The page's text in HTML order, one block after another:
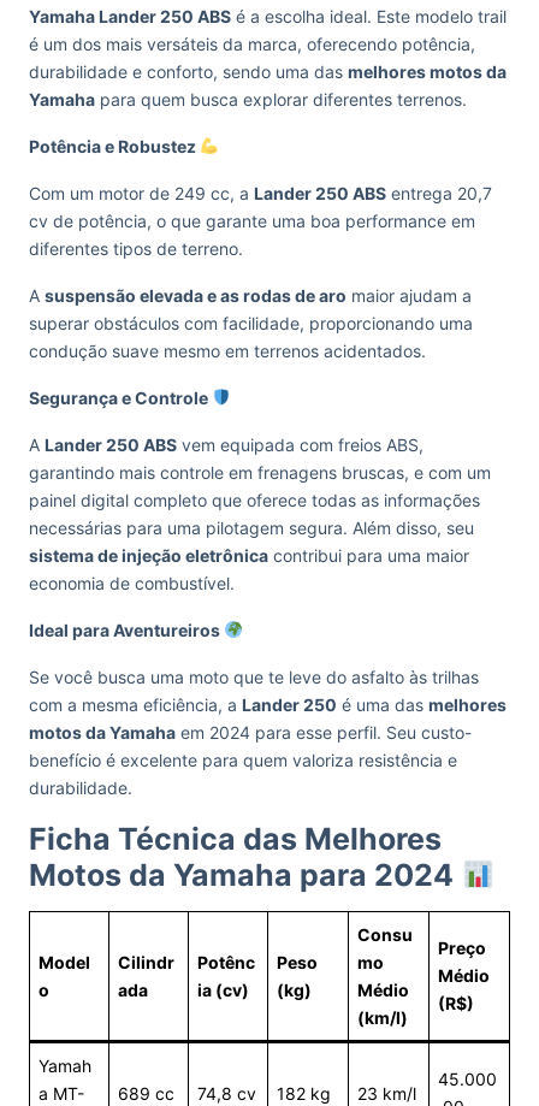
Yamaha Lander 250 ABS é a escolha ideal. Este modelo trail
é um dos mais versáteis da marca, oferecendo potência,
durabilidade e conforto, sendo uma das melhores motos da
Yamaha para quem busca explorar diferentes terrenos.
Potência e Robustez
Com um motor de 249 cc, a Lander 250 ABS entrega 20,7
cv de potência, o que garante uma boa performance em
diferentes tipos de terreno.
A suspensão elevada e as rodas de aro maior ajudam a
superar obstáculos com facilidade, proporcionando uma
condução suave mesmo em terrenos acidentados.
Segurança e Controle
A Lander 250 ABS vem equipada com freios ABS,
garantindo mais controle em frenagens bruscas, e com um
painel digital completo que oferece todas as informações
necessárias para uma pilotagem segura. Além disso, seu
sistema de injeção eletrônica contribui para uma maior
economia de combustível.
Ideal para Aventureiros
Se você busca uma moto que te leve do asfalto às trilhas
com a mesma eficiência, a Lander 250 é uma das melhores
motos da Yamaha em 2024 para esse perfil. Seu custo-
benefício é excelente para quem valoriza resistência e
durabilidade.
Ficha Técnica das Melhores
Motos da Yamaha para 2024
Model
o
Cilindr
ada
Potênc
ia (cv)
Peso
(kg)
Consu
mo
Médio
(km/l)
Preço
Médio
(R$)
Yamah
a MT-
689 cc 74,8 cv 182 kg 23 km/l
45.000